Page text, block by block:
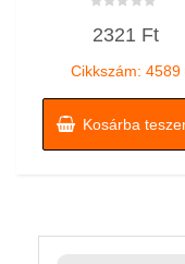
0
2321 Ft
Cikkszám: 4589
Kosárba